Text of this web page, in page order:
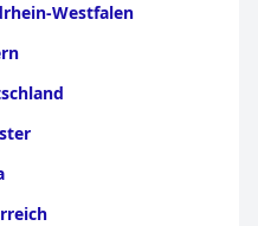
Westfalen